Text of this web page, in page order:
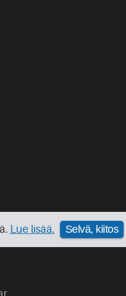
Lue lisää. Selvä, kiitos